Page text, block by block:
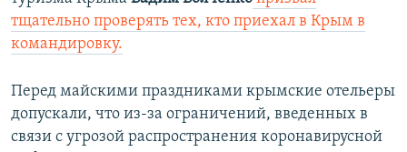
тщательно проверять тех, кто приехал в Крым в
командировку.
Перед майскими праздниками крымские отельеры
допускали, что из-за ограничений, введенных в
связи с угрозой распространения коронавирусной